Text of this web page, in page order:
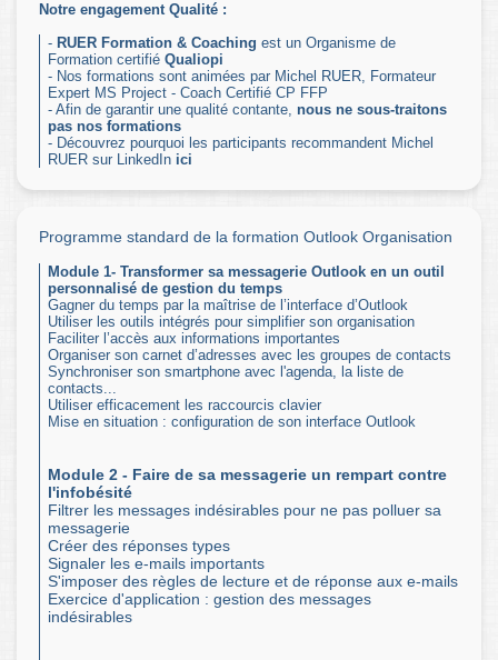
Notre engagement Qualité :
- RUER Formation & Coaching est un Organisme de
Formation certifié Qualiopi
- Nos formations sont animées par Michel RUER, Formateur
Expert MS Project - Coach Certifié CP FFP
- Afin de garantir une qualité contante, nous ne sous-traitons
pas nos formations
- Découvrez pourquoi les participants recommandent Michel
RUER sur LinkedIn ici
Programme standard de la formation Outlook Organisation
Module 1- Transformer sa messagerie Outlook en un outil
personnalisé de gestion du temps
Gagner du temps par la maîtrise de l’interface d’Outlook
Utiliser les outils intégrés pour simplifier son organisation
Faciliter l’accès aux informations importantes
Organiser son carnet d’adresses avec les groupes de contacts
Synchroniser son smartphone avec l'agenda, la liste de
contacts...
Utiliser efficacement les raccourcis clavier
Mise en situation : configuration de son interface Outlook
Module 2 - Faire de sa messagerie un rempart contre
l'infobésité
Filtrer les messages indésirables pour ne pas polluer sa
messagerie
Créer des réponses types
Signaler les e-mails importants
S'imposer des règles de lecture et de réponse aux e-mails
Exercice d'application : gestion des messages
indésirables